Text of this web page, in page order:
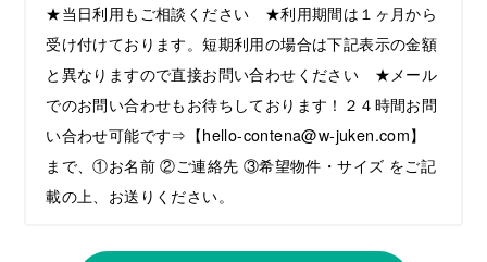
★当日利用もご相談ください ★利用期間は１ヶ月から
受け付けております。短期利用の場合は下記表示の金額
と異なりますので直接お問い合わせください ★メール
でのお問い合わせもお待ちしております！２４時間お問
い合わせ可能です⇒【hello-contena@w-juken.com】
まで、①お名前 ②ご連絡先 ③希望物件・サイズ をご記
載の上、お送りください。